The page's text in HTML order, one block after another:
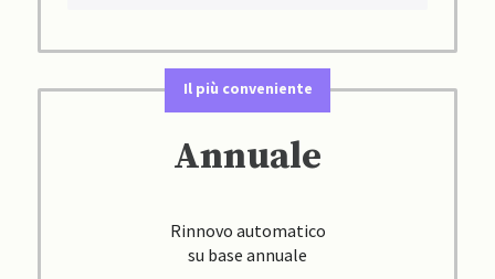
Il più conveniente
Annuale
Rinnovo automatico
su base annuale